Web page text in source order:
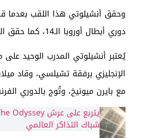
وحقق أنشيلوتي هذا اللقب
دوري أبطال أوروبا الـ14، كما حقق المدرب الإيطالي لقب “الدوري الإسباني” الـ 35 في تاريخ النادي الملكي.
يُعتبر أنشيلوتي المدرب الوحيد
الإنجليزي برفقة تشيلسي، وقاد
مع بايرن ميونيخ، وتُوج بالدوري